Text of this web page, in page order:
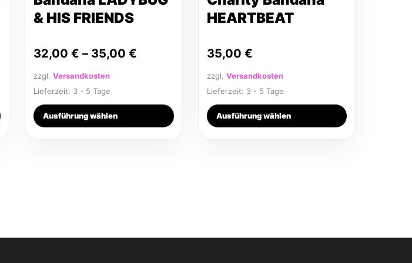
zzgl. Versandkosten
Lieferzeit: 3 - 5 Tage
& HIS FRIENDS
32,00 € – 35,00 €
Ausführung wählen
Produktseite
gewählt
zzgl. Versandkosten
Lieferzeit: 3 - 5 Tage
HEARTBEAT
35,00 €
Ausführung wählen
Produktseite
gewählt